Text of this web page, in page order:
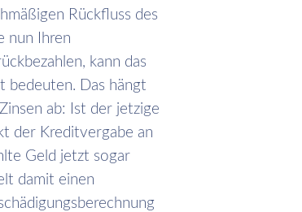
Rückfluss des
nun Ihren
kann das
bedeuten. Das hängt
ab: Ist der jetzige
der Kreditvergabe an
Geld jetzt sogar
damit einen